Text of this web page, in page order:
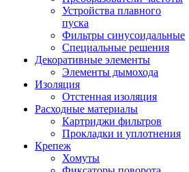
Устройства плавного
пуска
Фильтры синусоидальные
Специальные решения
Декоративные элементы
Элементы дымохода
Изоляция
Отстенная изоляция
Расходные материалы
Картриджи фильтров
Прокладки и уплотнения
Крепеж
Хомуты